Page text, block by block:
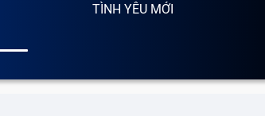
TÌNH YÊU MỚI